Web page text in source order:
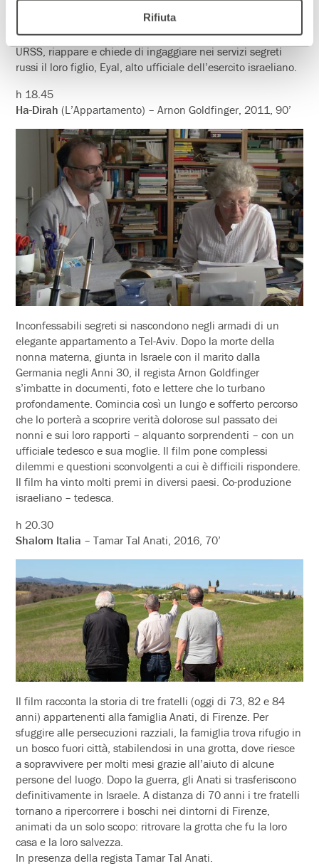
Rifiuta
integrati nella nuova società ma il passato li segue e li
perseguita. L’uomo che in un tempo li aveva arruolato ai
servizi segreti sovietici e con cui hanno lavorato per anni in
URSS, riappare e chiede di ingaggiare nei servizi segreti
russi il loro figlio, Eyal, alto ufficiale dell’esercito israeliano.
h 18.45
Ha-Dirah (L’Appartamento) – Arnon Goldfinger, 2011, 90’
Inconfessabili segreti si nascondono negli armadi di un
elegante appartamento a Tel-Aviv. Dopo la morte della
nonna materna, giunta in Israele con il marito dalla
Germania negli Anni 30, il regista Arnon Goldfinger
s’imbatte in documenti, foto e lettere che lo turbano
profondamente. Comincia così un lungo e sofferto percorso
che lo porterà a scoprire verità dolorose sul passato dei
nonni e sui loro rapporti – alquanto sorprendenti – con un
ufficiale tedesco e sua moglie. Il film pone complessi
dilemmi e questioni sconvolgenti a cui è difficili rispondere.
Il film ha vinto molti premi in diversi paesi. Co-produzione
israeliano – tedesca.
h 20.30
Shalom Italia – Tamar Tal Anati, 2016, 70’
Il film racconta la storia di tre fratelli (oggi di 73, 82 e 84
anni) appartenenti alla famiglia Anati, di Firenze. Per
sfuggire alle persecuzioni razziali, la famiglia trova rifugio in
un bosco fuori città, stabilendosi in una grotta, dove riesce
a sopravvivere per molti mesi grazie all’aiuto di alcune
persone del luogo. Dopo la guerra, gli Anati si trasferiscono
definitivamente in Israele. A distanza di 70 anni i tre fratelli
tornano a ripercorrere i boschi nei dintorni di Firenze,
animati da un solo scopo: ritrovare la grotta che fu la loro
casa e la loro salvezza.
In presenza della regista Tamar Tal Anati.